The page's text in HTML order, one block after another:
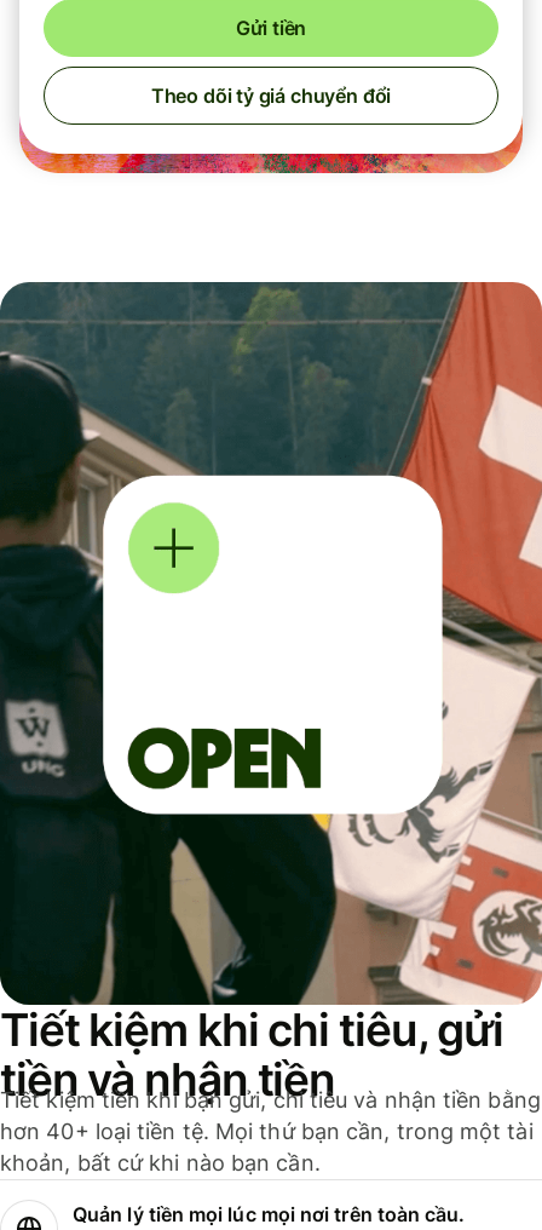
Gửi tiền
Theo dõi tỷ giá chuyển đổi
Tiết kiệm khi chi tiêu, gửi
tiền và nhận tiền
Tiết kiệm tiền khi bạn gửi, chi tiêu và nhận tiền bằng
hơn 40+ loại tiền tệ. Mọi thứ bạn cần, trong một tài
khoản, bất cứ khi nào bạn cần.
Quản lý tiền mọi lúc mọi nơi trên toàn cầu.